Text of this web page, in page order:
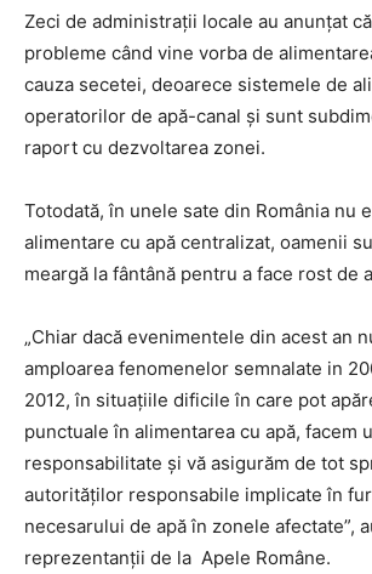
Zeci de administrații locale au anunțat
probleme când vine vorba de
cauza secetei, deoarece sistemele de
operatorilor de apă-canal și sunt
raport cu dezvoltarea zonei.
Totodată, în unele sate din România nu
alimentare cu apă centralizat, oamenii
meargă la fântână pentru a face rost de
„Chiar dacă evenimentele din acest an
amploarea fenomenelor semnalate in
2012, în situaţiile dificile în care pot
punctuale în alimentarea cu apă, facem
responsabilitate şi vă asigurăm de tot
autorităţilor responsabile implicate în
necesarului de apă în zonele afectate”,
reprezentanții de la Apele Române.